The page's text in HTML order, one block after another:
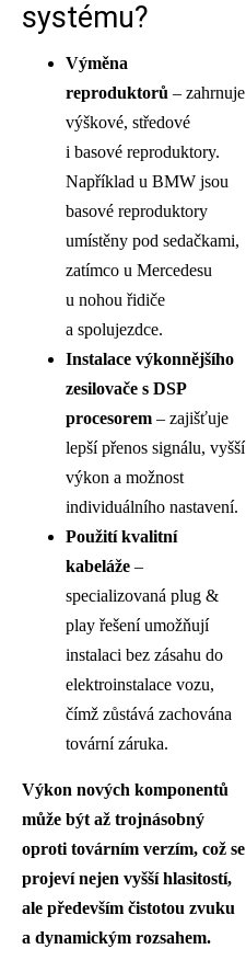
systému?
Výměna
reproduktorů – zahrnuje
výškové, středové
i basové reproduktory.
Například u BMW jsou
basové reproduktory
umístěny pod sedačkami,
zatímco u Mercedesu
u nohou řidiče
a spolujezdce.
Instalace výkonnějšího
zesilovače s DSP
procesorem – zajišťuje
lepší přenos signálu, vyšší
výkon a možnost
individuálního nastavení.
Použití kvalitní
kabeláže –
specializovaná plug &
play řešení umožňují
instalaci bez zásahu do
elektroinstalace vozu,
čímž zůstává zachována
tovární záruka.
Výkon nových komponentů
může být až trojnásobný
oproti továrním verzím, což se
projeví nejen vyšší hlasitostí,
ale především čistotou zvuku
a dynamickým rozsahem.